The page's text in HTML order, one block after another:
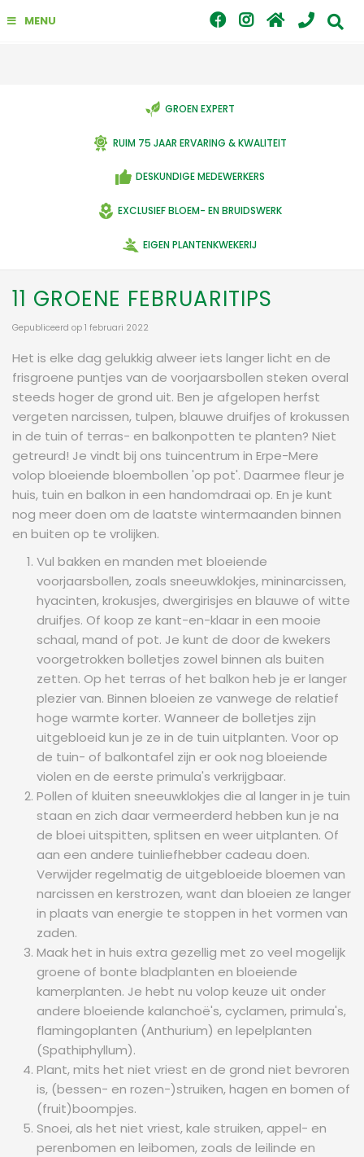
GROEN EXPERT
RUIM 75 JAAR ERVARING & KWALITEIT
DESKUNDIGE MEDEWERKERS
EXCLUSIEF BLOEM- EN BRUIDSWERK
EIGEN PLANTENKWEKERIJ
MENU
11 GROENE FEBRUARITIPS
Gepubliceerd op 1 februari 2022
Het is elke dag gelukkig alweer iets langer licht en de
frisgroene puntjes van de voorjaarsbollen steken overal
steeds hoger de grond uit. Ben je afgelopen herfst
vergeten narcissen, tulpen, blauwe druifjes of krokussen
in de tuin of terras- en balkonpotten te planten? Niet
getreurd! Je vindt bij ons tuincentrum in Erpe-Mere
volop bloeiende bloembollen 'op pot'. Daarmee fleur je
huis, tuin en balkon in een handomdraai op. En je kunt
nog meer doen om de laatste wintermaanden binnen
en buiten op te vrolijken.
Vul bakken en manden met bloeiende
voorjaarsbollen, zoals sneeuwklokjes, mininarcissen,
hyacinten, krokusjes, dwergirisjes en blauwe of witte
druifjes. Of koop ze kant-en-klaar in een mooie
schaal, mand of pot. Je kunt de door de kwekers
voorgetrokken bolletjes zowel binnen als buiten
zetten. Op het terras of het balkon heb je er langer
plezier van. Binnen bloeien ze vanwege de relatief
hoge warmte korter. Wanneer de bolletjes zijn
uitgebloeid kun je ze in de tuin uitplanten. Voor op
de tuin- of balkontafel zijn er ook nog bloeiende
violen en de eerste primula's verkrijgbaar.
Pollen of kluiten sneeuwklokjes die al langer in je tuin
staan en zich daar vermeerderd hebben kun je na
de bloei uitspitten, splitsen en weer uitplanten. Of
aan een andere tuinliefhebber cadeau doen.
Verwijder regelmatig de uitgebloeide bloemen van
narcissen en kerstrozen, want dan bloeien ze langer
in plaats van energie te stoppen in het vormen van
zaden.
Maak het in huis extra gezellig met zo veel mogelijk
groene of bonte bladplanten en bloeiende
kamerplanten. Je hebt nu volop keuze uit onder
andere bloeiende kalanchoë's, cyclamen, primula's,
flamingoplanten (Anthurium) en lepelplanten
(Spathiphyllum).
Plant, mits het niet vriest en de grond niet bevroren
is, (bessen- en rozen-)struiken, hagen en bomen of
(fruit)boompjes.
Snoei, als het niet vriest, kale struiken, appel- en
perenbomen en leibomen, zoals de leilinde en